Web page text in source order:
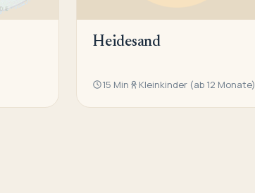
Heidesand
15 Min Kleinkinder (ab 12 Monate)